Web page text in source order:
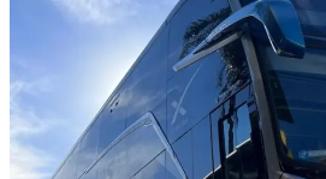
seu
mail